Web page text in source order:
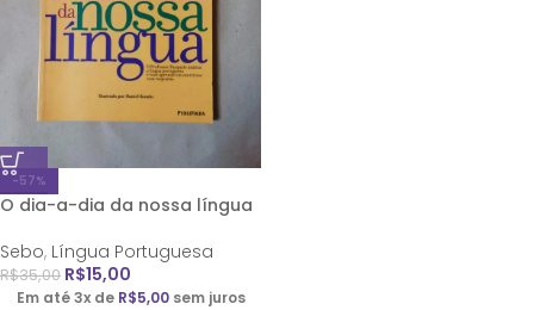
-57%
O dia-a-dia da nossa língua
Sebo, Língua Portuguesa
R$35,00 R$15,00
Em até 3x de R$5,00 sem juros